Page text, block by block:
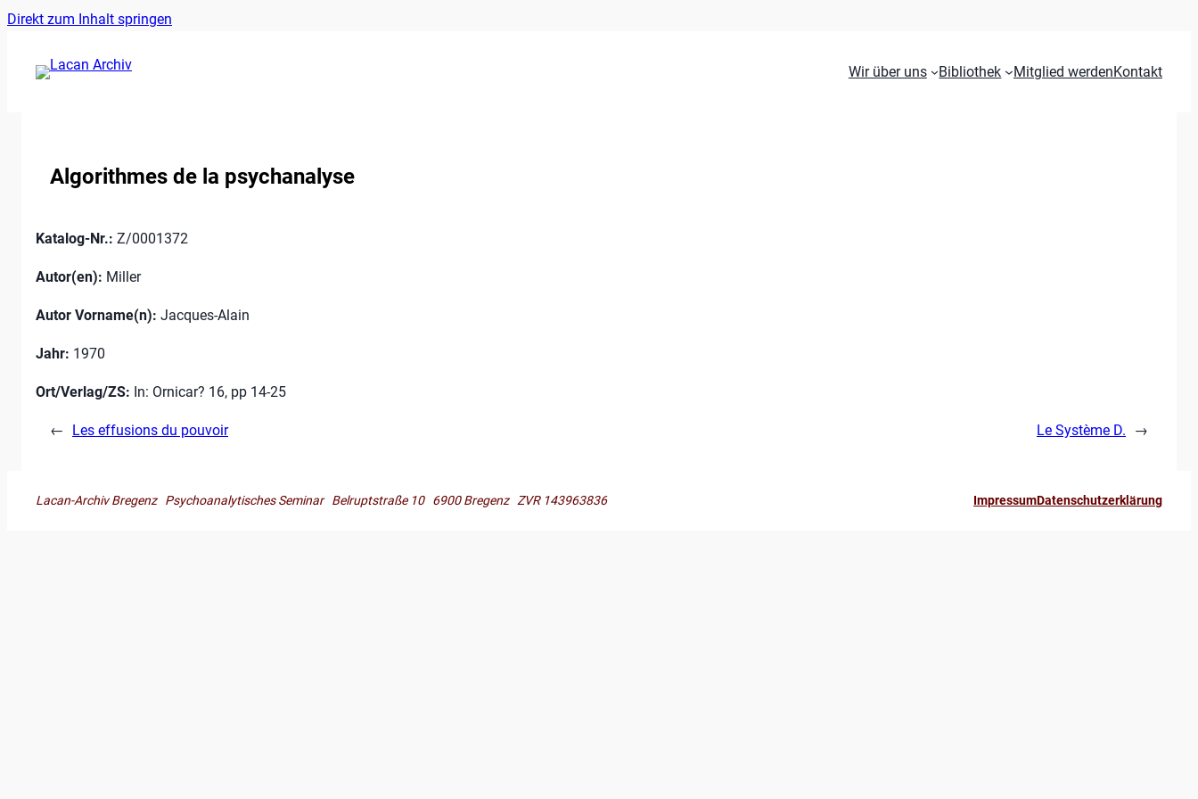
Direkt zum Inhalt springen
Wir über uns Bibliothek Mitglied werdenKontakt
Algorithmes de la psychanalyse
Katalog-Nr.: Z/0001372
Autor(en): Miller
Autor Vorname(n): Jacques-Alain
Jahr: 1970
Ort/Verlag/ZS: In: Ornicar? 16, pp 14-25
← Les effusions du pouvoir Le Système D. →
Lacan-Archiv Bregenz Psychoanalytisches Seminar Belruptstraße 10 6900 Bregenz ZVR 143963836 ImpressumDatenschutzerklärung